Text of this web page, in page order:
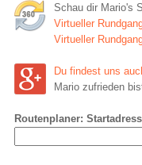
Schau dir Mario's
Virtueller
Virtueller
Du findest uns
Mario zufrieden
Routenplaner: